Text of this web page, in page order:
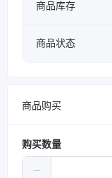
商品库存
商品状态
商品购买
购买数量